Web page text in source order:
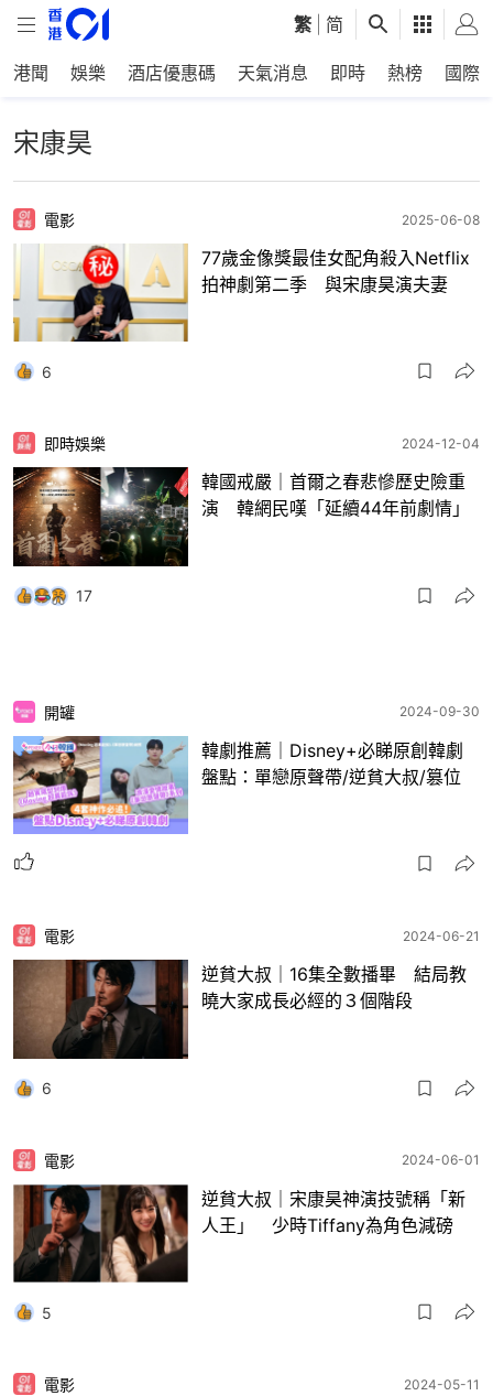
繁 简
港聞 娛樂 酒店優惠碼 天氣消息 即時 熱榜 國際
宋康昊
電影 2025-06-08
77歲金像獎最佳女配角殺入Netflix
拍神劇第二季 與宋康昊演夫妻
6
即時娛樂 2024-12-04
韓國戒嚴｜首爾之春悲慘歷史險重
演 韓網民嘆「延續44年前劇情」
17
開罐 2024-09-30
韓劇推薦｜Disney+必睇原創韓劇
盤點：單戀原聲帶/逆貧大叔/篡位
電影 2024-06-21
逆貧大叔｜16集全數播畢 結局教
曉大家成長必經的３個階段
6
電影 2024-06-01
逆貧大叔｜宋康昊神演技號稱「新
人王」 少時Tiffany為角色減磅
5
電影 2024-05-11